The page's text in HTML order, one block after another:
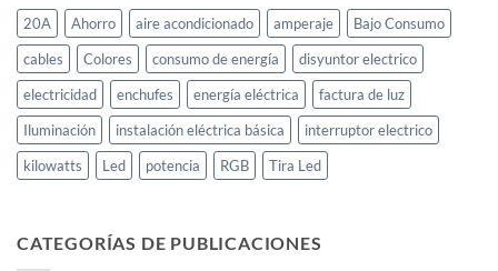
Eléctrica
Básica
20A Ahorro aire acondicionado amperaje
Bajo Consumo
cables
Colores consumo de energía
disyuntor electrico
electricidad
enchufes energía eléctrica
factura de luz
Iluminación
instalación eléctrica básica
interruptor electrico
kilowatts
Led potencia RGB Tira Led
CATEGORÍAS DE PUBLICACIONES